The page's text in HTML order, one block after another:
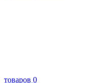
товаров 0